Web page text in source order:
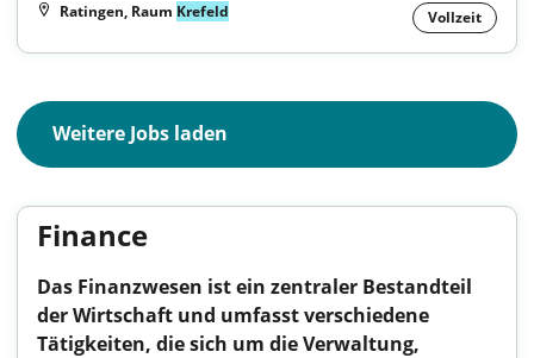
Ratingen, Raum Krefeld Vollzeit
Weitere Jobs laden
Finance
Das Finanzwesen ist ein zentraler Bestandteil
der Wirtschaft und umfasst verschiedene
Tätigkeiten, die sich um die Verwaltung,